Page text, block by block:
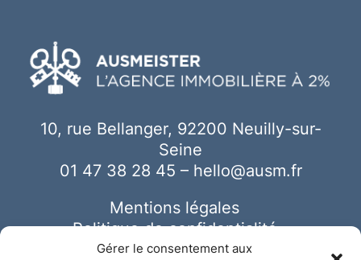
Gérer le consentement aux
10, rue Bellanger, 92200 Neuilly-sur-
Seine
01 47 38 28 45 – hello@ausm.fr
Mentions légales
Politique de confidentialité
Cookies